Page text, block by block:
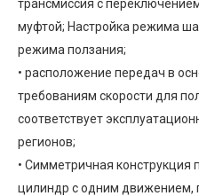
трансмиссия с
муфтой; Настройка режима
режима ползания;
• расположение передач в
требованиям скорости для
соответствует
регионов;
• Симметричная конструкция
цилиндр с одним движением,